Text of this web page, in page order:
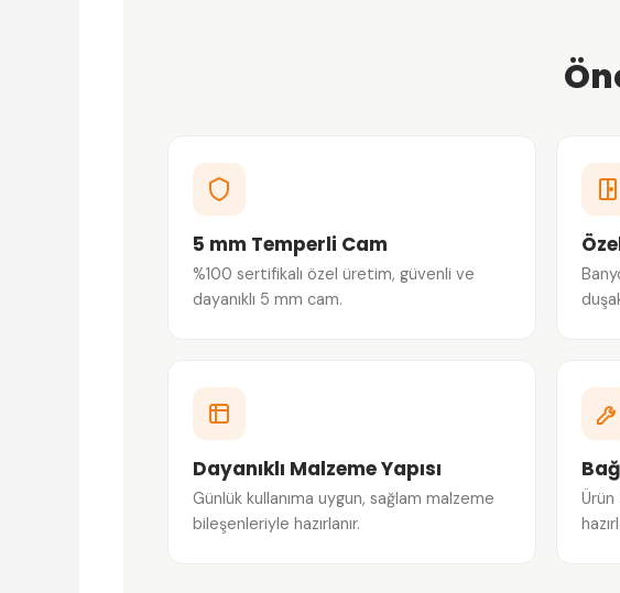
5 mm Temperli Cam
%100 sertifikalı özel üretim, güvenli ve
dayanıklı 5 mm cam.
Dayanıklı Malzeme Yapısı
Günlük kullanıma uygun, sağlam malzeme
bileşenleriyle hazırlanır.
Ürün